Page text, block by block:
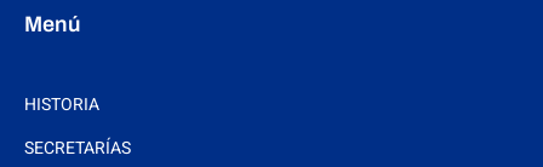
Menú
HISTORIA
SECRETARÍAS